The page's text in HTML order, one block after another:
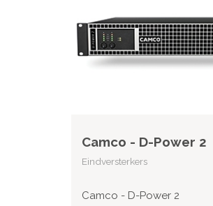
Camco - D-Power 2
Eindversterkers
Camco - D-Power 2